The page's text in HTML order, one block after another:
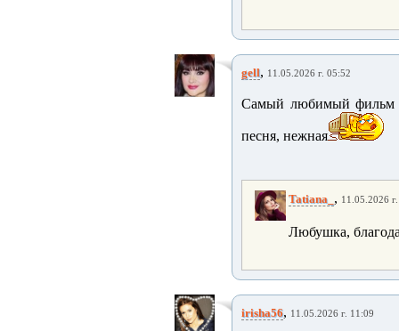
gell, 11.05.2026 г. 05:52
Самый любимый фильм
песня, нежная
Tatiana_ , 11.05.2026
Любушка,
irisha56, 11.05.2026 г. 11:09